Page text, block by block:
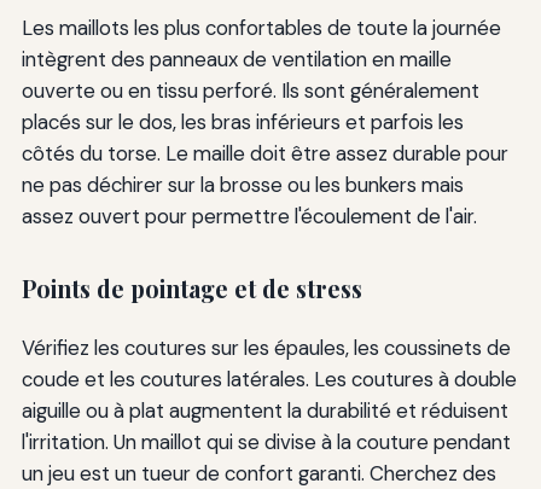
Les maillots les plus confortables de toute la journée
intègrent des panneaux de ventilation en maille
ouverte ou en tissu perforé. Ils sont généralement
placés sur le dos, les bras inférieurs et parfois les
côtés du torse. Le maille doit être assez durable pour
ne pas déchirer sur la brosse ou les bunkers mais
assez ouvert pour permettre l'écoulement de l'air.
Points de pointage et de stress
Vérifiez les coutures sur les épaules, les coussinets de
coude et les coutures latérales. Les coutures à double
aiguille ou à plat augmentent la durabilité et réduisent
l'irritation. Un maillot qui se divise à la couture pendant
un jeu est un tueur de confort garanti. Cherchez des